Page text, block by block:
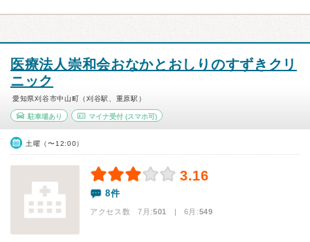
医療法人崇和会おなかとおしりのすずきクリ
ニック
愛知県刈谷市中山町（刈谷駅、重原駅）
駐車場あり マイナ受付(スマホ可)
土曜（〜12:00）
3.16
8件
アクセス数 7月:501 | 6月:549